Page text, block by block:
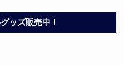
ッズ販売中！